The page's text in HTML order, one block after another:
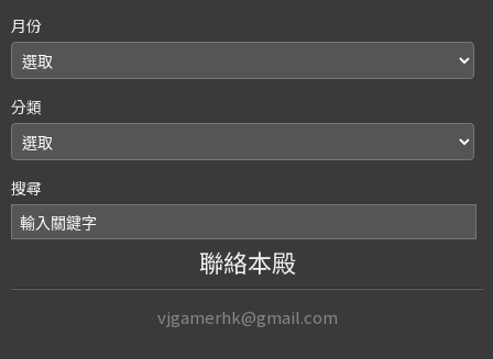
月份
分類
搜尋
聯絡本殿
vjgamerhk@gmail.com